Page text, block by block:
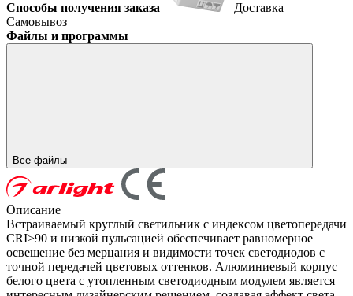
Способы получения заказа
Доставка
Самовывоз
Файлы и программы
Все файлы
Описание
Встраиваемый круглый светильник с индексом цветопередачи
CRI>90 и низкой пульсацией обеспечивает равномерное
освещение без мерцания и видимости точек светодиодов с
точной передачей цветовых оттенков. Алюминиевый корпус
белого цвета с утопленным светодиодным модулем является